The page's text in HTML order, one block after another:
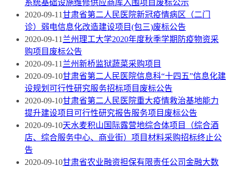
系统基础设施维修供应商库入围项目废标公示
2020-09-11甘肃省第二人民医院新冠疫情病区（二门
诊）弱电信息化改造建设项目(包三)废标公告
2020-09-11兰州理工大学2020年度秋季学期防疫物资采
购项目废标公告
2020-09-11兰州新桥监狱蔬菜采购项目
2020-09-10甘肃省第二人民医院信息科“十四五”信息化建
设规划可行性研究服务招标项目废标公告
2020-09-10甘肃省第二人民医院重大疫情救治基地能力
提升建设项目可行性研究报告服务项目废标公告
2020-09-10天水麦积山国际露营地综合体项目（综合酒
店、综合服务中心、商业街）项目材料采购招标终止公
告
2020-09-10甘肃省农业融资担保有限责任公司金融大数